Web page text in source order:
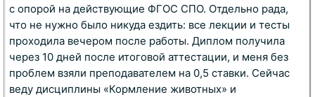
с опорой на действующие ФГОС СПО. Отдельно рада,
что не нужно было никуда ездить: все лекции и тесты
проходила вечером после работы. Диплом получила
через 10 дней после итоговой аттестации, и меня без
проблем взяли преподавателем на 0,5 ставки. Сейчас
веду дисциплины «Кормление животных» и